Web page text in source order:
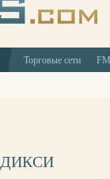
Торговые сети